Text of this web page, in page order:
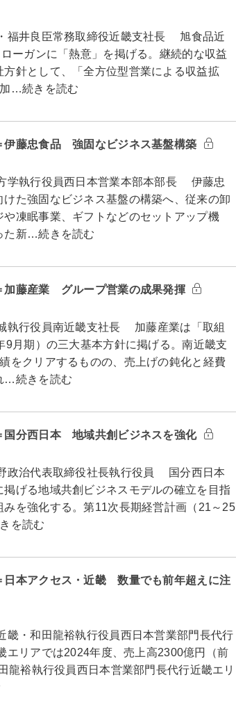
井良臣常務取締役近畿支社長 旭食品近
ーガンに「熱意」を掲げる。継続的な収益
針として、「全方位型営業による収益拡
…続きを読む
伊藤忠食品 強固なビジネス基盤構築
執行役員西日本営業本部本部長 伊藤忠
た強固なビジネス基盤の構築へ、従来の卸
凍眠事業、ギフトなどのセットアップ機
た新…続きを読む
加藤産業 グループ営業の成果発揮
行役員南近畿支社長 加藤産業は「取組
月期）の三大基本方針に掲げる。南近畿支
をクリアするものの、売上げの鈍化と経費
…続きを読む
国分西日本 地域共創ビジネスを強化
治代表取締役社長執行役員 国分西日本
げる地域共創ビジネスモデルの確立を目指
を強化する。第11次長期経営計画（21～25
を読む
日本アクセス・近畿 数量でも前年超えに注
和田龍裕執行役員西日本営業部門長代行
リアでは2024年度、売上高2300億円（前
龍裕執行役員西日本営業部門長代行近畿エリ